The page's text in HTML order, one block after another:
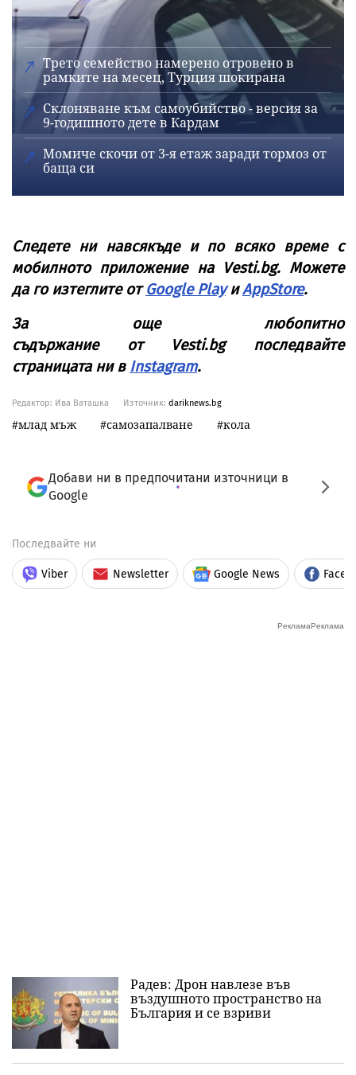
Трето семейство намерено отровено в
рамките на месец, Турция шокирана
Склоняване към самоубийство - версия за
9-годишното дете в Кардам
Момиче скочи от 3-я етаж заради тормоз от
баща си
Следете ни навсякъде и по всяко време с
мобилното приложение на Vesti.bg. Можете
да го изтеглите от Google Play и AppStore.
За още любопитно
съдържание от
Vesti.bg
последвайте
страницата ни в Instagram.
Редактор: Ива Ваташка Източник: dariknews.bg
млад мъж самозапалване кола
Добави ни в предпочитани източници в
Google
Последвайте ни
Viber Newsletter Google News
Радев: Дрон навлезе във
въздушното пространство на
България и се взриви